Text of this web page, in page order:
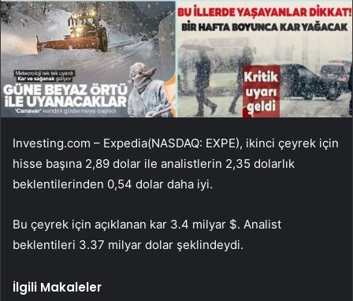
Investing.com – Expedia(NASDAQ: EXPE), ikinci çeyrek için
hisse başına 2,89 dolar ile analistlerin 2,35 dolarlık
beklentilerinden 0,54 dolar daha iyi.
Bu çeyrek için açıklanan kar 3.4 milyar $. Analist
beklentileri 3.37 milyar dolar şeklindeydi.
İlgili Makaleler